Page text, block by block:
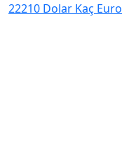
22210 Dolar Kaç Euro